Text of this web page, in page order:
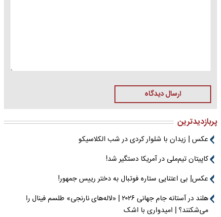
ارسال دیدگاه
پربازدیدترین
عکس | زیدان با شلوار کردی در شب الکلاسیکو
کاپیتان تیم‌ملی در آمریکا دستگیر شد!
عکس| بی اعتنایی ستاره فوتبال به دختر رییس جمهور!
هلند در آستانه جام جهانی ۲۰۲۶ | «لاله‌های نارنجی» طلسم فینال را
می‌شکنند؟ | امیدواری با اشک